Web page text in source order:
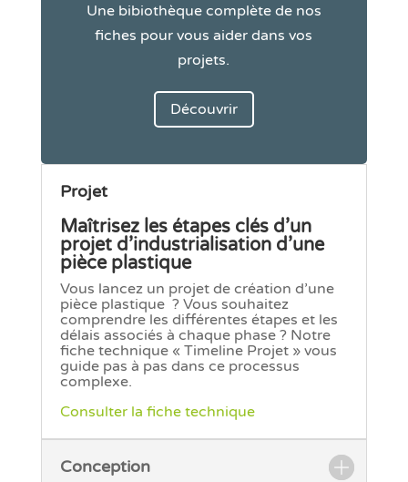
Une bibiothèque complète de nos
fiches pour vous aider dans vos
projets.
Découvrir
Projet
Maîtrisez les étapes clés d’un
projet d’industrialisation d’une
pièce plastique
Vous lancez un projet de création d’une
pièce plastique ? Vous souhaitez
comprendre les différentes étapes et les
délais associés à chaque phase ? Notre
fiche technique « Timeline Projet » vous
guide pas à pas dans ce processus
complexe.
Consulter la fiche technique
Conception